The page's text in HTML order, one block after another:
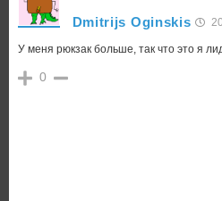
Dmitrijs Oginskis
У меня рюкзак больше, так что это я
0